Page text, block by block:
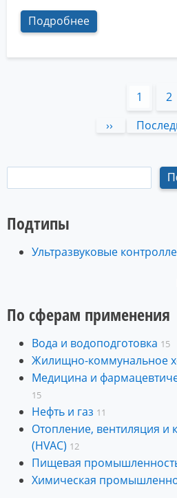
Подробнее
Текущая
1
2
Следующая
››
Подтипы
Ультразвуковые
По сферам применения
Вода и водоподготовка 15
Жилищно-коммунальное
Медицина и
15
Нефть и газ 11
Отопление, вентиляция и
(HVAC) 12
Пищевая
Химическая